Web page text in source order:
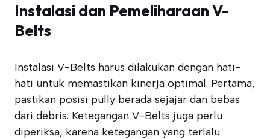
Instalasi dan Pemeliharaan V-
Belts
Instalasi V-Belts harus dilakukan dengan hati-
hati untuk memastikan kinerja optimal. Pertama,
pastikan posisi pully berada sejajar dan bebas
dari debris. Ketegangan V-Belts juga perlu
diperiksa, karena ketegangan yang terlalu